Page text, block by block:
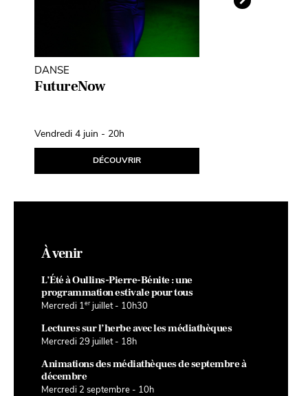
DANSE
FutureNow
Vendredi 4 juin - 20h
DÉCOUVRIR
À venir
L’Été à Oullins-Pierre-Bénite : une
programmation estivale pour tous
Mercredi 1er juillet - 10h30
Lectures sur l’herbe avec les médiathèques
Mercredi 29 juillet - 18h
Animations des médiathèques de septembre à
décembre
Mercredi 2 septembre - 10h